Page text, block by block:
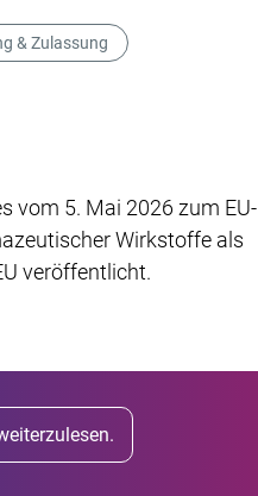
& Zulassung
vom 5. Mai 2026 zum EU-
Wirkstoffe als
veröffentlicht.